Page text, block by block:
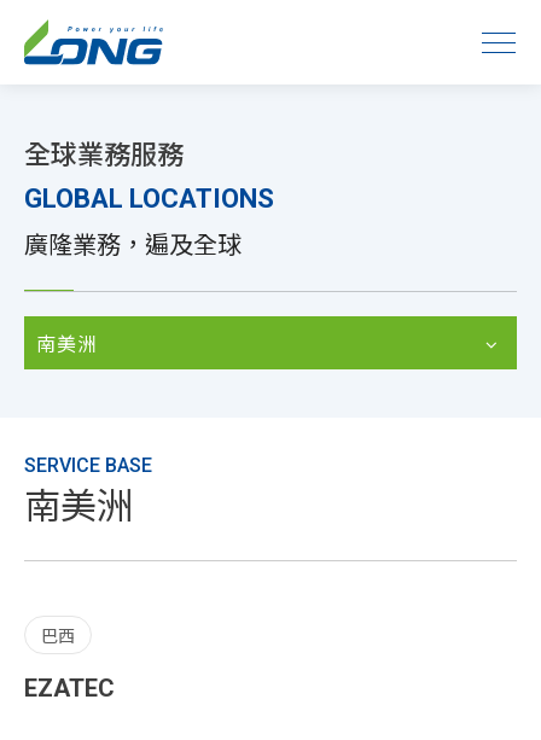
全球業務服務
GLOBAL LOCATIONS
廣隆業務，遍及全球
南美洲
SERVICE BASE
南美洲
巴西
EZATEC